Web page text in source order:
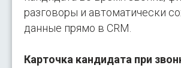
разговоры и автоматически
данные прямо в CRM.
Карточка кандидата при